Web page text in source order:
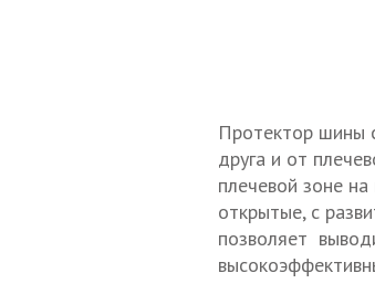
Протектор шины
друга и от
плечевой зоне
открытые, с
позволяет